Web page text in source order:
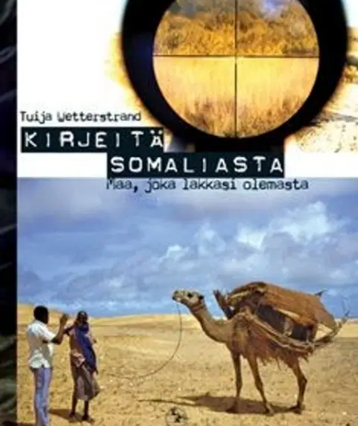
Tuotekuvaus
Mitä tapahtui Somaliassa viimeisenä vuonna, kun se vielä oli
yhtenäinen valtio? Minkälaista oli elää pääkaupungissa
Mogadishussa, kun maa hajosi ympäriltä? Tuija Wetterstrand asui
Mogadishussa vuosina 1989-1990. Hän dokumentoi elämää ja
tunnelmia useissa kirjeissä, joita hän sieltä lähetti perheenjäsenille,
Kirjeet sisältävät arvokkaan
aikalaisnäkökulman Somalian lähihistoriaan ja siihen tilanteeseen,
joka lopulta johti maan hajoamiseen ja sen kansalaisten
joukkopakoon kotimaastaan, myös Suomeen. Näkökulma painottuu
siihen, minkälaista ulkomaalaisena oli asua Somaliassa ja miltä
vieras kulttuuri näytti ulkopuolisen silmin. Kirjassa tarkastellaan
myös Somalialle annettua kehitysapua ja sen monia kiemuroita.
Kirjeitä täydentävät samaan aikaan Somaliassa asuneiden
ulkomaalaisten, erityisesti suomalaisten haastattelut sekä runsaat
kirjasto- ja arkistolähteet.
Näytä lisää tuotekuvausta